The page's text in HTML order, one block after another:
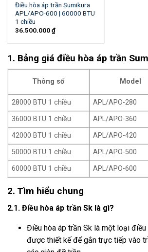
Điều hòa áp trần Sumikura
APL/APO-600 | 60000 BTU
1 chiều
36.500.000₫
1. Bảng giá điều hòa áp trần
Thông số Model
28000 BTU 1 chiều
APL/APO-280
36000 BTU 1 chiều
APL/APO-360
42000 BTU 1 chiều
APL/APO-420
50000 BTU 1 chiều
APL/APO-500
60000 BTU 1 chiều
APL/APO-600
2. Tìm hiểu chung
2.1. Điều hòa áp trần Sk là gì?
Điều hòa áp trần Sk là một loại điều
được thiết kế để gắn trực tiếp vào